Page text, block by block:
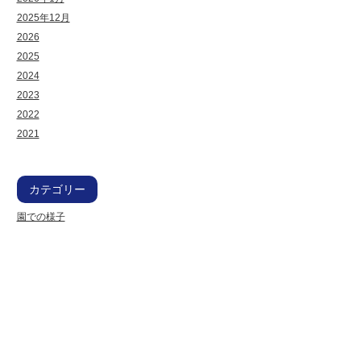
2025年12月
2026
2025
2024
2023
2022
2021
カテゴリー
園での様子